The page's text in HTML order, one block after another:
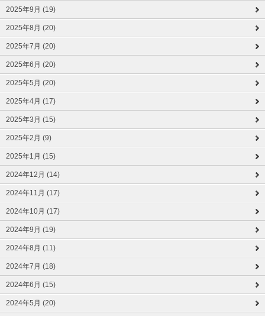
2025年9月 (19)
2025年8月 (20)
2025年7月 (20)
2025年6月 (20)
2025年5月 (20)
2025年4月 (17)
2025年3月 (15)
2025年2月 (9)
2025年1月 (15)
2024年12月 (14)
2024年11月 (17)
2024年10月 (17)
2024年9月 (19)
2024年8月 (11)
2024年7月 (18)
2024年6月 (15)
2024年5月 (20)